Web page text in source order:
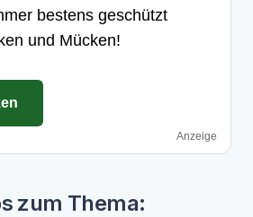
bestens geschützt
und Mücken!
Anzeige
zum Thema: